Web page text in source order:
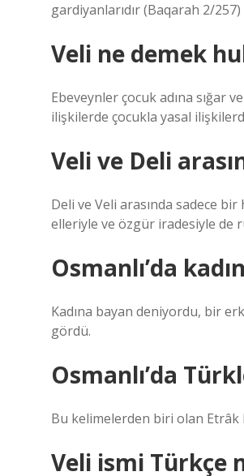
gardiyanlarıdır (Baqarah 2/
Veli ne demek
Ebeveynler çocuk adına sığar
ilişkilerde çocukla yasal
Veli ve Deli
Deli ve Veli arasında sadece
elleriyle ve özgür iradesiyle de
Osmanlı’da
Kadına bayan deniyordu, bir
gördü.
Osmanlı’da
Bu kelimelerden biri olan Etrâk
Veli ismi Türkçe